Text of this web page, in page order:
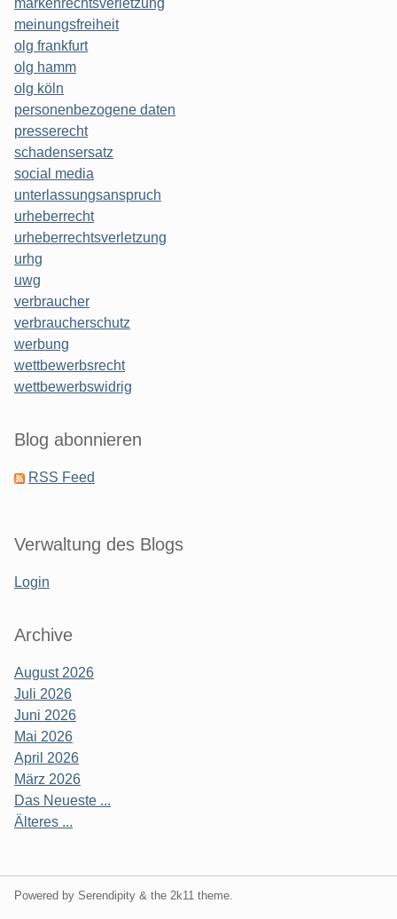
meinungsfreiheit
olg frankfurt
olg hamm
olg köln
personenbezogene daten
presserecht
schadensersatz
social media
unterlassungsanspruch
urheberrecht
urheberrechtsverletzung
urhg
uwg
verbraucher
verbraucherschutz
werbung
wettbewerbsrecht
wettbewerbswidrig
Blog abonnieren
RSS Feed
Verwaltung des Blogs
Login
Archive
August 2026
Juli 2026
Juni 2026
Mai 2026
April 2026
März 2026
Das Neueste ...
Älteres ...
Powered by Serendipity & the 2k11 theme.